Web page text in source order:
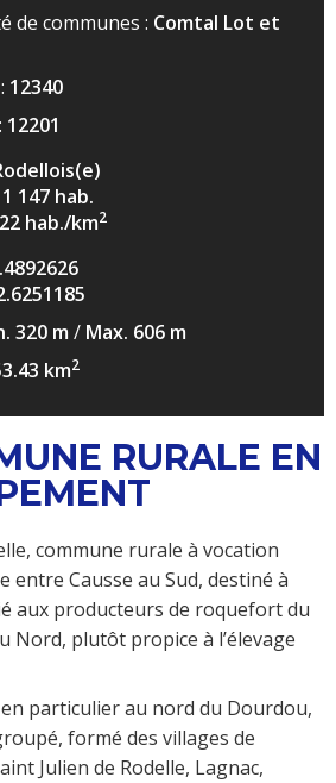
RURALE EN
commune rurale à vocation
entre Causse au Sud, destiné à
aux producteurs de roquefort du
Nord, plutôt propice à l’élevage
particulier au nord du Dourdou,
formé des villages de
Julien de Rodelle, Lagnac,
de communes : Comtal Lot et
12340
12201
1 147 hab.
hab./km2
320 m/ Max. 606 m
km2